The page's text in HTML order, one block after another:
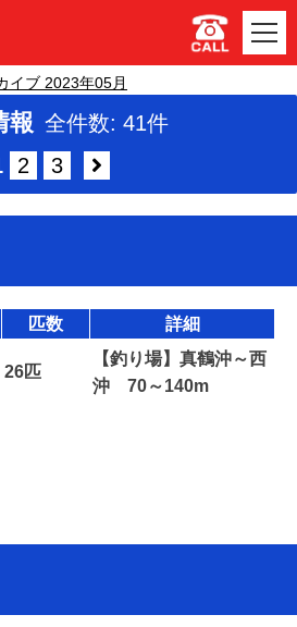
イブ 2023年05月
報 全件数: 41件
2 3
匹数
詳細
26匹
【釣り場】真鶴沖～西
沖 70～140m